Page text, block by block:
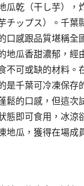
瓜乾（干し芋），
チップス）。千葉
口感跟品質堪稱全
地瓜香甜濃郁，經
不可或缺的材料。
是千葉可冷凍保存
鬆的口感，但這次
態即可食用，冰涼
地瓜，獲得在場成